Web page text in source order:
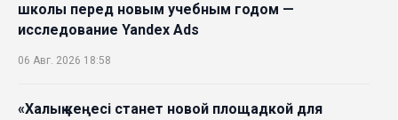
школы перед новым учебным годом —
исследование Yandex Ads
06 Авг. 2026 18:58
«Халық кеңесі станет новой площадкой для